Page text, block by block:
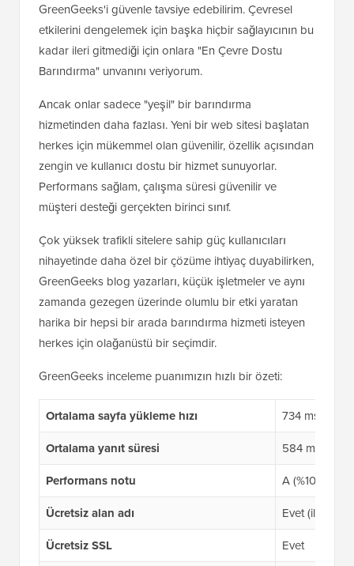
GreenGeeks'i güvenle tavsiye edebilirim. Çevresel
etkilerini dengelemek için başka hiçbir sağlayıcının bu
kadar ileri gitmediği için onlara "En Çevre Dostu
Barındırma" unvanını veriyorum.
Ancak onlar sadece "yeşil" bir barındırma
hizmetinden daha fazlası. Yeni bir web sitesi başlatan
herkes için mükemmel olan güvenilir, özellik açısından
zengin ve kullanıcı dostu bir hizmet sunuyorlar.
Performans sağlam, çalışma süresi güvenilir ve
müşteri desteği gerçekten birinci sınıf.
Çok yüksek trafikli sitelere sahip güç kullanıcıları
nihayetinde daha özel bir çözüme ihtiyaç duyabilirken,
GreenGeeks blog yazarları, küçük işletmeler ve aynı
zamanda gezegen üzerinde olumlu bir etki yaratan
harika bir hepsi bir arada barındırma hizmeti isteyen
herkes için olağanüstü bir seçimdir.
GreenGeeks inceleme puanımızın hızlı bir özeti:
Ortalama sayfa yükleme hızı
734 ms (1
Ortalama yanıt süresi
584 ms
Performans notu
A (%100
Ücretsiz alan adı
Evet (ilk yıl)
Ücretsiz SSL
Evet